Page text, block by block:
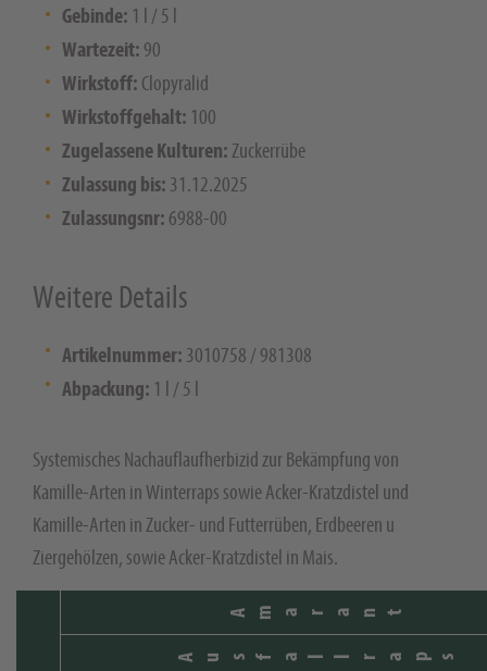
Gebinde: 1 l / 5 l
Wartezeit: 90
Wirkstoff: Clopyralid
Wirkstoffgehalt: 100
Zugelassene Kulturen: Zuckerrübe
Zulassung bis: 31.12.2025
Zulassungsnr: 6988-00
Weitere Details
Artikelnummer: 3010758 / 981308
Abpackung: 1 l / 5 l
Systemisches Nachauflaufherbizid zur Bekämpfung von
Kamille-Arten in Winterraps sowie Acker-Kratzdistel und
Kamille-Arten in Zucker- und Futterrüben, Erdbeeren u
Ziergehölzen, sowie Acker-Kratzdistel in Mais.
Ausfallraps
Amarant